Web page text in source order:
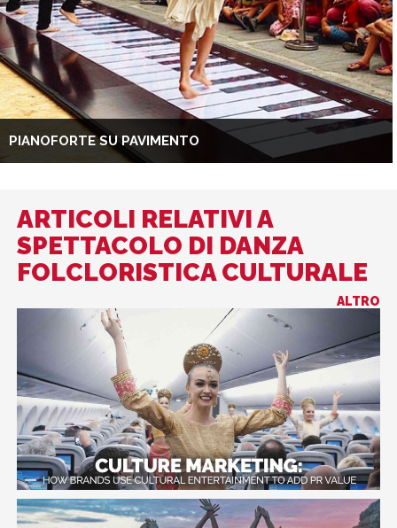
PIANOFORTE SU PAVIMENTO
ARTICOLI RELATIVI A
SPETTACOLO DI DANZA
FOLCLORISTICA CULTURALE
ALTRO